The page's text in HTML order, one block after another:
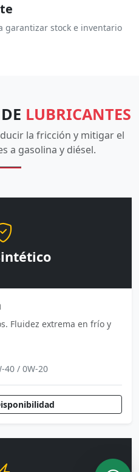
garantizar stock e inventario
LUBRICANTES
la fricción y mitigar el
a gasolina y diésel.
Fluidez extrema en frío y
40 / 0W-20